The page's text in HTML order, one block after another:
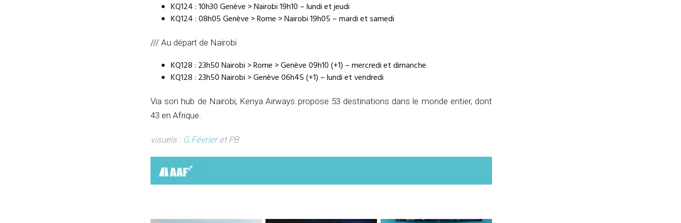
KQ124 : 10h30 Genève > Nairobi 19h10 – lundi et jeudi
KQ124 : 08h05 Genève > Rome > Nairobi 19h05 – mardi et samedi
/// Au départ de Nairobi
KQ128 : 23h50 Nairobi > Rome > Genève 09h10 (+1) – mercredi et dimanche
KQ128 : 23h50 Nairobi > Genève 06h45 (+1) – lundi et vendredi
Via son hub de Nairobi, Kenya Airways propose 53 destinations dans le monde entier, dont
43 en Afrique.
visuels : G.Févrieret PB